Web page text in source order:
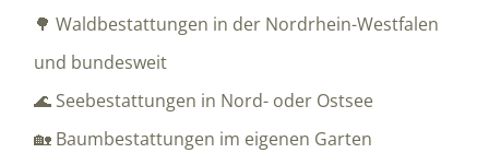
🌳 Waldbestattungen in der Nordrhein-Westfalen
und bundesweit
🌊 Seebestattungen in Nord- oder Ostsee
🏡 Baumbestattungen im eigenen Garten